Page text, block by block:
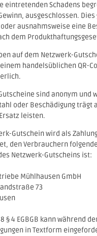
eintretenden Schadens
ausgeschlossen.
ausnahmsweise eine
dem
auf dem Netzwerk-
handelsüblichen QR-
sind anonym und
oder Beschädigung trägt
leisten.
Gutschein wird als
den Verbrauchern
Netzwerk-Gutscheins ist:
Mühlhausen GmbH
73
§ 4 EGBGB kann während
in Textform